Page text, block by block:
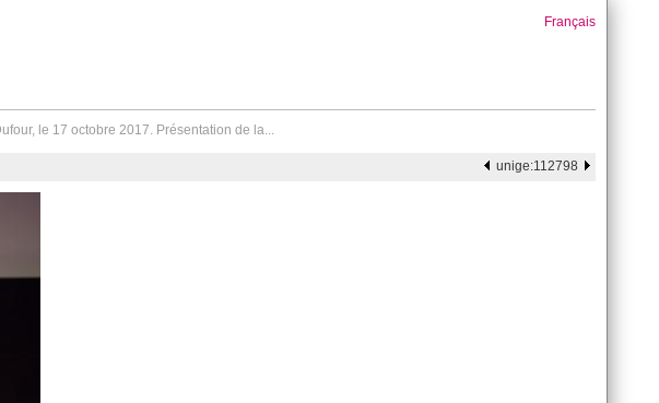
Français
le 17 octobre 2017. Présentation de la...
unige:112798